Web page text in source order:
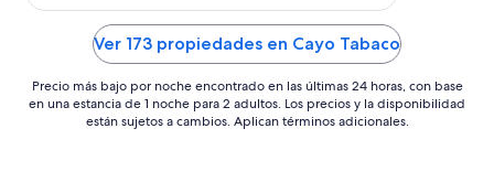
Ver 173 propiedades en Cayo Tabaco
Precio más bajo por noche encontrado en las últimas 24 horas, con base
en una estancia de 1 noche para 2 adultos. Los precios y la disponibilidad
están sujetos a cambios. Aplican términos adicionales.